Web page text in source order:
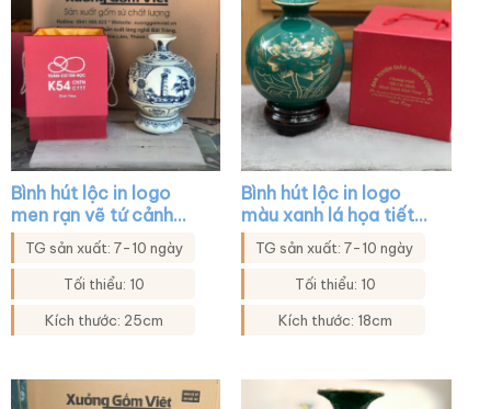
Bình hút lộc in logo
men rạn vẽ tứ cảnh
XG-BHL31
TG sản xuất: 7-10 ngày
Tối thiểu: 10
Kích thước: 25cm
Bình hút lộc in logo
màu xanh lá họa tiết
hoa sen in decal vàng
XG-BHL27
TG sản xuất: 7-10 ngày
Tối thiểu: 10
Kích thước: 18cm